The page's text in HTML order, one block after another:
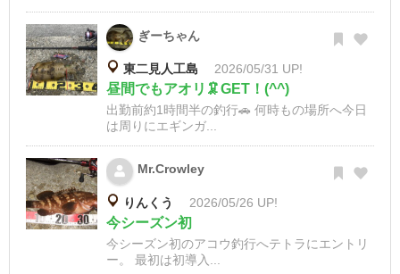
ぎーちゃん
東二見人工島 2026/05/31 UP!
昼間でもアオリ🦑GET！(^^)
出勤前約1時間半の釣行🚗 何時もの場所へ今日
は周りにエギンガ...
Mr.Crowley
りんくう 2026/05/26 UP!
今シーズン初
今シーズン初のアコウ釣行へテトラにエントリ
ー。 最初は初導入...